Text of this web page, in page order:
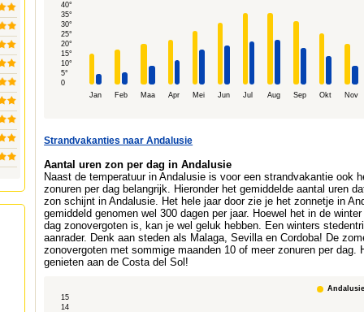
40°
35°
30°
25°
20°
15°
10°
5°
0
Jan
Feb Maa Apr Mei Jun Jul Aug Sep Okt Nov
Strandvakanties naar Andalusie
Aantal uren zon per dag in Andalusie
Naast de temperatuur in Andalusie is voor een strandvakantie ook
zonuren per dag belangrijk. Hieronder het gemiddelde aantal uren
zon schijnt in Andalusie. Het hele jaar door zie je het zonnetje in
gemiddeld genomen wel 300 dagen per jaar. Hoewel het in de
dag zonovergoten is, kan je wel geluk hebben. Een winters
aanrader. Denk aan steden als Malaga, Sevilla en Cordoba! De
zonovergoten met sommige maanden 10 of meer zonuren per dag.
genieten aan de Costa del Sol!
15
14
Andalusie